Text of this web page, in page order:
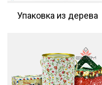
Упаковка из дерева